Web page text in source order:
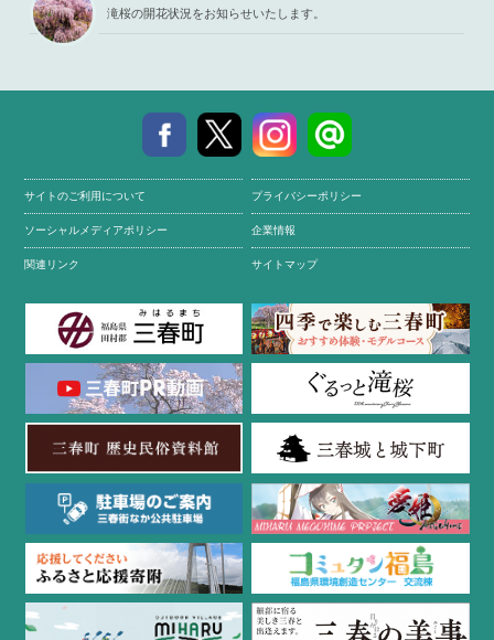
滝桜の開花状況をお知らせいたします。
サイトのご利用について プライバシーポリシー
ソーシャルメディアポリシー 企業情報
関連リンク サイトマップ